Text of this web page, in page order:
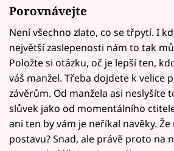
Porovnávejte
Není všechno zlato, co se třpytí. I
největší zaslepenosti nám to tak
Položte si otázku, oč je lepší ten,
váš manžel. Třeba dojdete k velice
závěrům. Od manžela asi neslyšíte
slůvek jako od momentálního
ani ten by vám je neříkal navěky.
postavu? Snad, ale právě proto na